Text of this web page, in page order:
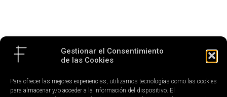
Gestionar el Consentimiento
de las Cookies
Para ofrecer las mejores experiencias, utilizamos tecnologías como las cookies
para almacenar y/o acceder a la información del dispositivo. El